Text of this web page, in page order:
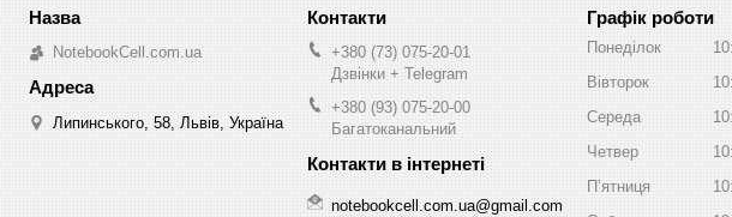
NotebookCell.com.ua
Липинського, 58, Львів, Україна
+380 (73) 075-20-01
Дзвінки + Telegram
+380 (93) 075-20-00
Багатоканальний
notebookcell.com.ua@gmail.com
Графік роботи
Понеділок
Вівторок
Середа
Четвер
Пʼятниця